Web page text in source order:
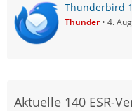
Thunderbird
Thunder 4.
Aktuelle 140 ESR-